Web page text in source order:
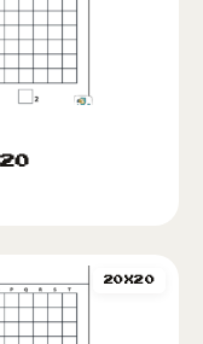
20X20